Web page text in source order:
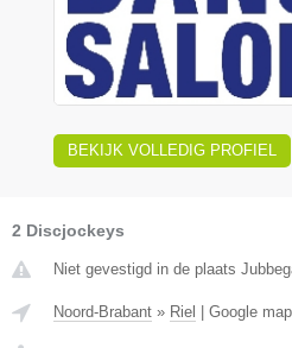
BEKIJK VOLLEDIG PROFIEL
2 Discjockeys
Niet gevestigd in de plaats
Noord-Brabant » Riel Google